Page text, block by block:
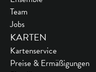
Team
Jobs
KARTEN
Kartenservice
Preise & Ermäßigungen